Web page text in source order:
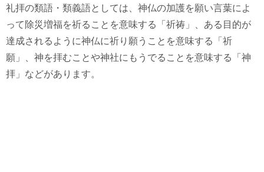
礼拝の類語・類義語としては、神仏の加護を願い言葉によ
って除災増福を祈ることを意味する「祈祷」、ある目的が
達成されるように神仏に祈り願うことを意味する「祈
願」、神を拝むことや神社にもうでることを意味する「神
拝」などがあります。